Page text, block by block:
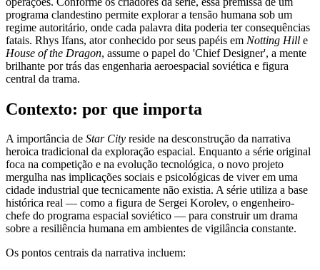
programa clandestino permite explorar a tensão humana sob um
regime autoritário, onde cada palavra dita poderia ter consequências
fatais. Rhys Ifans, ator conhecido por seus papéis em Notting Hill e
House of the Dragon, assume o papel do 'Chief Designer', a mente
brilhante por trás das engenharia aeroespacial soviética e figura
central da trama.
Contexto: por que importa
A importância de Star City reside na desconstrução da narrativa
heroica tradicional da exploração espacial. Enquanto a série original
foca na competição e na evolução tecnológica, o novo projeto
mergulha nas implicações sociais e psicológicas de viver em uma
cidade industrial que tecnicamente não existia. A série utiliza a base
histórica real — como a figura de Sergei Korolev, o engenheiro-
chefe do programa espacial soviético — para construir um drama
sobre a resiliência humana em ambientes de vigilância constante.
Os pontos centrais da narrativa incluem: